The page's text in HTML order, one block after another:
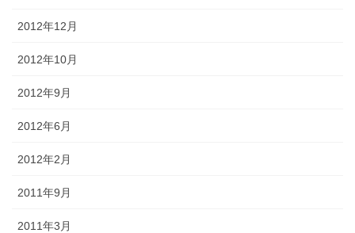
2012年12月
2012年10月
2012年9月
2012年6月
2012年2月
2011年9月
2011年3月